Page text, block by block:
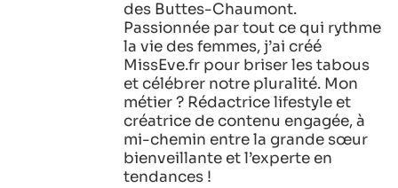
des Buttes-Chaumont.
Passionnée par tout ce qui rythme
la vie des femmes, j’ai créé
MissEve.fr pour briser les tabous
et célébrer notre pluralité. Mon
métier ? Rédactrice lifestyle et
créatrice de contenu engagée, à
mi-chemin entre la grande sœur
bienveillante et l’experte en
tendances !